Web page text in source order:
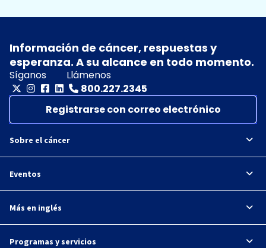
Información de cáncer, respuestas y
esperanza. A su alcance en todo momento.
Síganos
Llámenos
800.227.2345
Registrarse con correo electrónico
Sobre el cáncer
Eventos
Más en inglés
Programas y servicios